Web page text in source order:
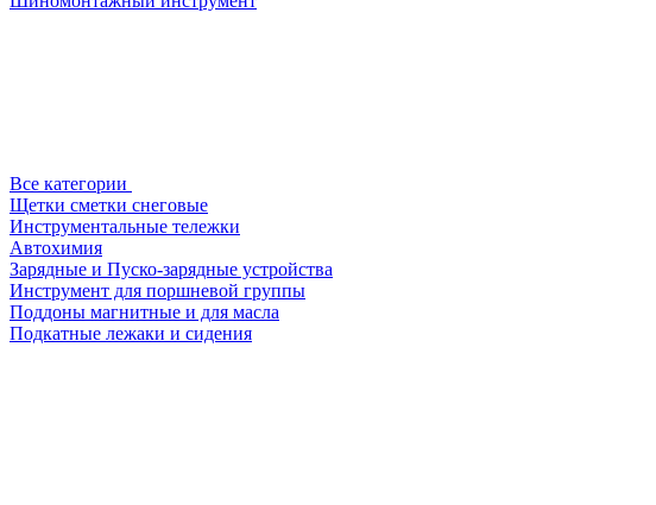
Все категории
Щетки сметки снеговые
Инструментальные тележки
Автохимия
Зарядные и Пуско-зарядные устройства
Инструмент для поршневой группы
Поддоны магнитные и для масла
Подкатные лежаки и сидения